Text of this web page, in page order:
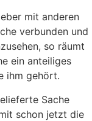
mit anderen
verbunden und
so räumt
ein anteiliges
ihm gehört.
Sache
schon jetzt die